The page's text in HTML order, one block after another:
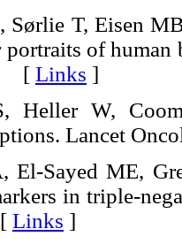
Sørlie T, Eisen
of human
[ Links ]
Heller W,
Lancet
El-Sayed ME,
in triple-
Links ]